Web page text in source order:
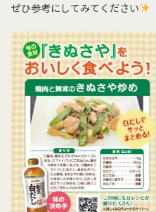
ぜひ参考にしてみてください